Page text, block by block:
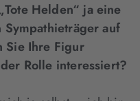
Helden“ ja eine
auf
Sie Ihre Figur
Rolle interessiert?